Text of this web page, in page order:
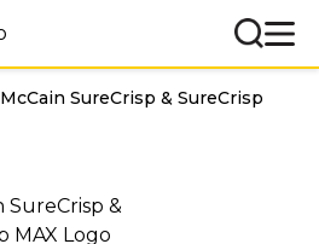
McCain SureCrisp & SureCrisp